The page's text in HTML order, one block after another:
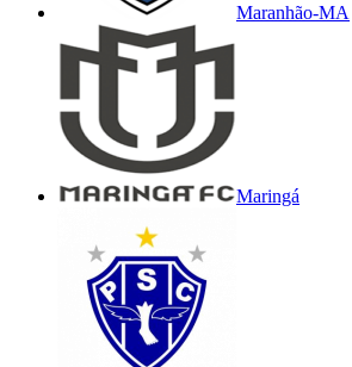
Maranhão-MA
Maringá